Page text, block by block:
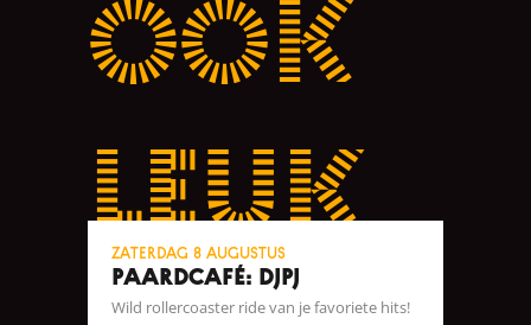
ook
leuk
zaterdag 8 augustus
Paardcafé: DJPJ
Wild rollercoaster ride van je favoriete hits!